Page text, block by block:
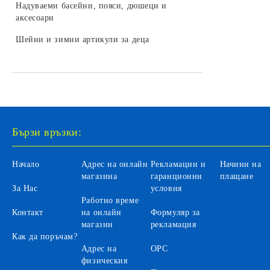
LEGO SONIC
LEGO DISNEY
LEGO Fortnite
LEGO Gabby's Dollhouse
Камиони за деца
Селскостопански машини за деца
Трансформъри и роботи
Хоби модели за сглобяване
колекционери
Бебешки играчки за легло и колички
Играчки и залъгалки за бебета
бебета
Вани и аксесоари за къпане на
бебета
Бебешки гърнета и седалки
Аксесоари за баня и тоалетна
Детски инхалатори и термометри
Надуваеми басейни, пояси, дюшеци и
аксесоари
Шейни и зимни артикули за деца
Бързи връзки:
Начало
За Нас
Контакт
Как да поръчам?
Адрес на онлайн
магазина
Работно време
на онлайн
магазин
Адрес на
физическия
Рекламации и
гаранционни
условия
Формуляр за
рекламация
ОРС
Начини на
плащане